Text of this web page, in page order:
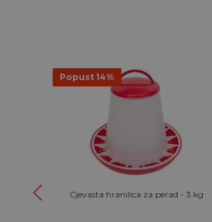
Popust 14%
Cjevasta hranilica za perad - 3 kg